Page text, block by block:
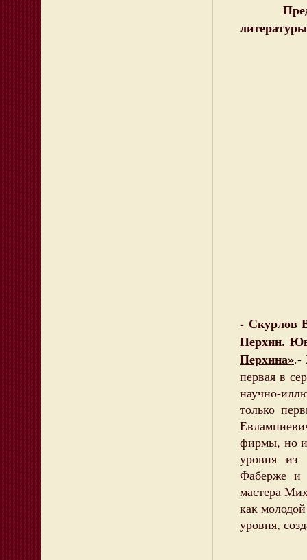
- Скурлов
Перхин.
Перхина».-
первая в
научно-
только
фирмы, но и
уровня из
Фаберже и
мастера
как
уровня,